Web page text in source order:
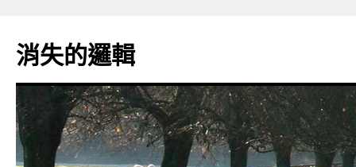
主
要
消失的邏輯